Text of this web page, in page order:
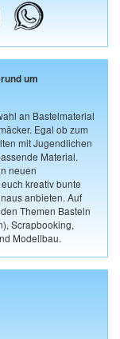
um
an Bastelmaterial
Egal ob zum
mit Jugendlichen
Material.
neuen
kreativ bunte
anbieten. Auf
Themen Basteln
Scrapbooking,
Modellbau.